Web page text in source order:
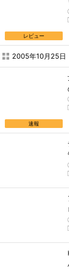
レビュー
2005年10月25日
速報